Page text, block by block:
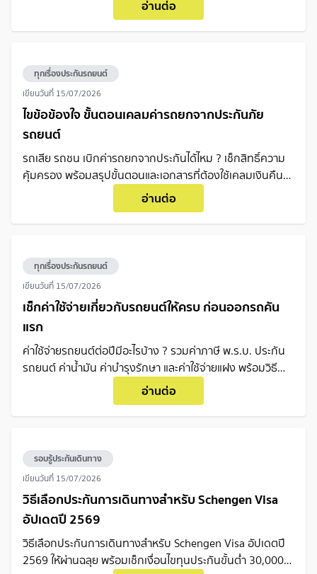
อ่านต่อ
ทุกเรื่องประกันรถยนต์
เขียนวันที่ 15/07/2026
ไขข้อข้องใจ ขั้นตอนเคลมค่ารถยกจากประกันภัย
รถยนต์
รถเสีย รถชน เบิกค่ารถยกจากประกันได้ไหม ? เช็กสิทธิ์ความ
คุ้มครอง พร้อมสรุปขั้นตอนและเอกสารที่ต้องใช้เคลมเงินคืน
อ่านต่อ
ทุกเรื่องประกันรถยนต์
เขียนวันที่ 15/07/2026
เช็กค่าใช้จ่ายเกี่ยวกับรถยนต์ให้ครบ ก่อนออกรถคัน
แรก
ค่าใช้จ่ายรถยนต์ต่อปีมีอะไรบ้าง ? รวมค่าภาษี พ.ร.บ. ประกัน
รถยนต์ ค่าน้ำมัน ค่าบำรุงรักษา และค่าใช้จ่ายแฝง พร้อมวิธี
วางแผนงบก่อนตัดสินใจซื้อรถอ่านต่อ
รอบรู้ประกันเดินทาง
เขียนวันที่ 15/07/2026
วิธีเลือกประกันการเดินทางสำหรับ Schengen Visa
อัปเดตปี 2569
วิธีเลือกประกันการเดินทางสำหรับ Schengen Visa อัปเดตปี
2569 ให้ผ่านฉลุย พร้อมเช็กเงื่อนไขทุนประกันขั้นต่ำ 30,000